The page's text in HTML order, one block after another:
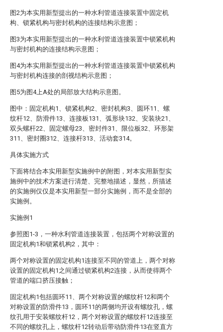
图2为本实用新型提出的一种水利管道连接装置中固定机
构、锁紧机构与密封机构的连接结构示意图；
图3为本实用新型提出的一种水利管道连接装置中锁紧机构
与密封机构的连接结构示意图；
图4为本实用新型提出的一种水利管道连接装置中锁紧机构
与密封机构连接的剖视结构示意图；
图5为图4上A处的局部放大结构示意图。
图中：固定机构1、锁紧机构2、密封机构3、圆环11、螺
纹杆12、防滑件13、连接板131、弧形块132、安装块21、
双头螺杆22、固定螺母23、密封件31、限位板32、环形架
311、密封圈312、连接杆313、活动套314。
具体实施方式
下面将结合本实用新型实施例中的附图，对本实用新型实
施例中的技术方案进行清楚、完整地描述，显然，所描述
的实施例仅仅是本实用新型一部分实施例，而不是全部的
实施例。
实施例1
参照图1-3，一种水利管道连接装置，包括两个对称设置的
固定机构1和锁紧机构2，其中：
两个对称设置的固定机构1连接至不同的管道上，两个对称
设置的固定机构1之间通过锁紧机构2连接，从而使得两个
管道的端口挤压接触；
固定机构1包括圆环11、两个对称设置的螺纹杆12和两个
对称设置的防滑件13，圆环11的两侧均开设有螺纹孔，螺
纹孔用于安装螺纹杆12，两个对称设置的螺纹杆12连接至
不同的螺纹孔上，螺纹杆12转动后带动防滑件13在竖直方